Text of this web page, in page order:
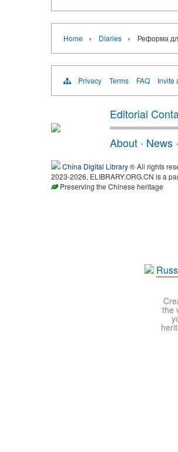
Home › Diaries › Реформа
Privacy Terms FAQ Invite
Editorial
About · News ·
China Digital Library® All rights
2023-2026, ELIBRARY.ORG.CN is a
Preserving the Chinese heritage
the